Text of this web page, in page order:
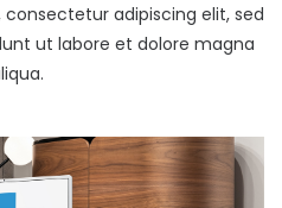
adipiscing elit, sed
ut labore et dolore magna